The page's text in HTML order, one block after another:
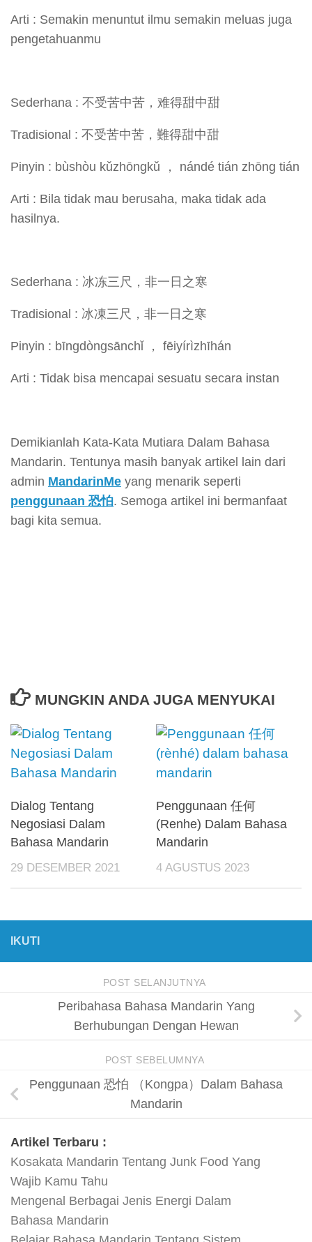
Arti : Semakin menuntut ilmu semakin meluas juga
pengetahuanmu
Sederhana : 不受苦中苦，难得甜中甜
Tradisional : 不受苦中苦，難得甜中甜
Pinyin : bùshòu kǔzhōngkǔ ， nándé tián zhōng tián
Arti : Bila tidak mau berusaha, maka tidak ada
hasilnya.
Sederhana : 冰冻三尺，非一日之寒
Tradisional : 冰凍三尺，非一日之寒
Pinyin : bīngdòngsānchǐ ， fēiyírìzhīhán
Arti : Tidak bisa mencapai sesuatu secara instan
Demikianlah Kata-Kata Mutiara Dalam Bahasa
Mandarin. Tentunya masih banyak artikel lain dari
admin MandarinMe yang menarik seperti
penggunaan 恐怕. Semoga artikel ini bermanfaat
bagi kita semua.
MUNGKIN ANDA JUGA MENYUKAI
Dialog Tentang
Negosiasi Dalam
Bahasa Mandarin
29 DESEMBER 2021
Penggunaan 任何
(Renhe) Dalam Bahasa
Mandarin
4 AGUSTUS 2023
IKUTI
POST SELANJUTNYA
Peribahasa Bahasa Mandarin Yang
Berhubungan Dengan Hewan
POST SEBELUMNYA
Penggunaan 恐怕 （Kongpa）Dalam Bahasa
Mandarin
Artikel Terbaru :
Kosakata Mandarin Tentang Junk Food Yang
Wajib Kamu Tahu
Mengenal Berbagai Jenis Energi Dalam
Bahasa Mandarin